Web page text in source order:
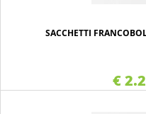
SACCHETTI
€